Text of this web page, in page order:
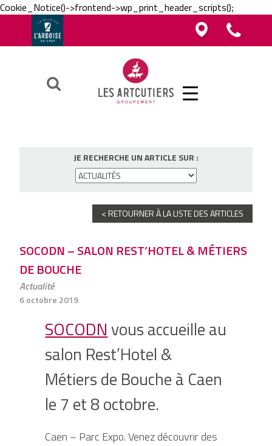
Cookie_Notice()->frontend->wp_print_header_scripts();
JE RECHERCHE UN ARTICLE SUR :
< RETOURNER À LA LISTE DES ARTICLES
SOCODN – SALON REST’HOTEL & MÉTIERS
DE BOUCHE
Actualité
6 octobre 2019
SOCODNvous accueille au
salon Rest’Hotel &
Métiers de Bouche à Caen
le 7 et 8 octobre.
Caen – Parc Expo. Venez découvrir des